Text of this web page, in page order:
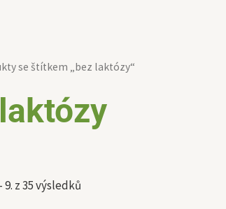
se štítkem „bez laktózy“
9. z 35 výsledků
Sorted
by